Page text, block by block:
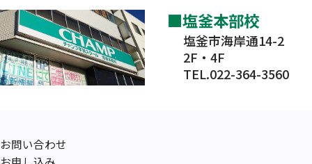
塩釜本部校
塩釜市海岸通14-2
2F・4F
TEL.022-364-3560
お問い合わせ